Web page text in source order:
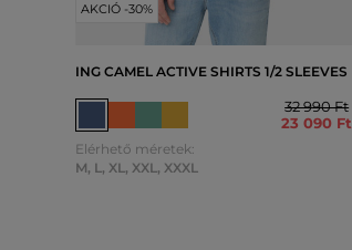
AKCIÓ -30%
ING CAMEL ACTIVE SHIRTS 1/2 SLEEVES
32 990 Ft
23 090 Ft
Elérhető méretek:
M, L, XL, XXL, XXXL